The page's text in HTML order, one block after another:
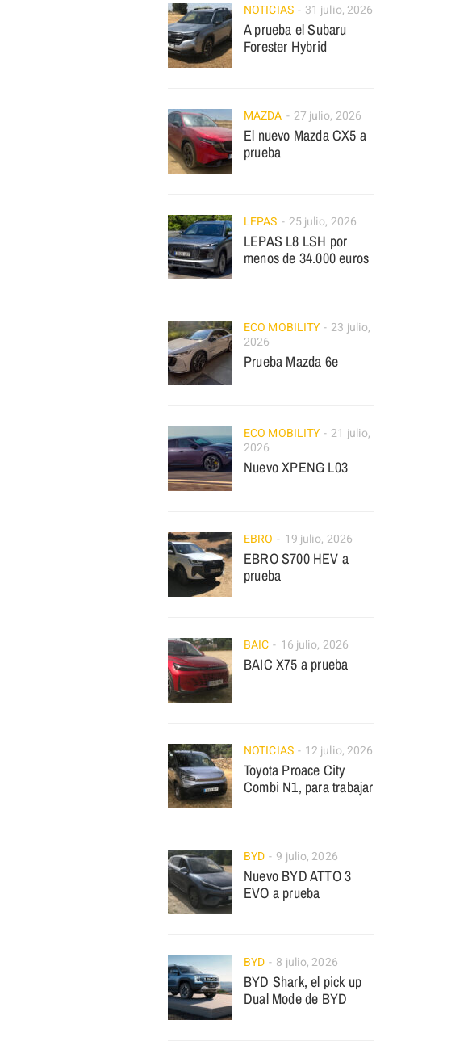
NOTICIAS 31 julio, 2026
A prueba el Subaru
Forester Hybrid
MAZDA 27 julio, 2026
El nuevo Mazda CX5 a
prueba
LEPAS 25 julio, 2026
LEPAS L8 LSH por
menos de 34.000 euros
ECO MOBILITY
23 julio,
2026
Prueba Mazda 6e
ECO MOBILITY
21 julio,
2026
Nuevo XPENG L03
EBRO 19 julio, 2026
EBRO S700 HEV a
prueba
BAIC 16 julio, 2026
BAIC X75 a prueba
NOTICIAS 12 julio, 2026
Toyota Proace City
Combi N1, para trabajar
BYD 9 julio, 2026
Nuevo BYD ATTO 3
EVO a prueba
BYD 8 julio, 2026
BYD Shark, el pick up
Dual Mode de BYD